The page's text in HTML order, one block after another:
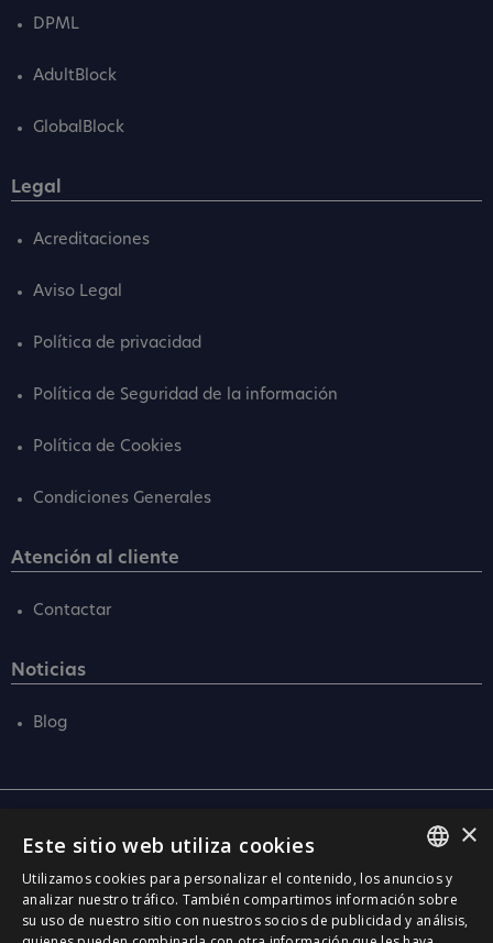
DPML
AdultBlock
GlobalBlock
Legal
Acreditaciones
Aviso Legal
Política de privacidad
Política de Seguridad de la información
Política de Cookies
Condiciones Generales
Atención al cliente
Contactar
Noticias
Blog
Central
08290 Cerdanyola Vallès
Barcelona (Spain)
SPANISH
CATALÀ
×
Este sitio web utiliza cookies
Utilizamos cookies para personalizar el contenido, los anuncios y
analizar nuestro tráfico. También compartimos información sobre
su uso de nuestro sitio con nuestros socios de publicidad y análisis,